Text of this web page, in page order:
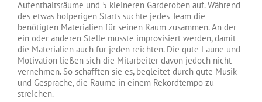
Aufenthaltsräume und 5 kleineren Garderoben auf. Während
des etwas holperigen Starts suchte jedes Team die
benötigten Materialien für seinen Raum zusammen. An der
ein oder anderen Stelle musste improvisiert werden, damit
die Materialien auch für jeden reichten. Die gute Laune und
Motivation ließen sich die Mitarbeiter davon jedoch nicht
vernehmen. So schafften sie es, begleitet durch gute Musik
und Gespräche, die Räume in einem Rekordtempo zu
streichen.